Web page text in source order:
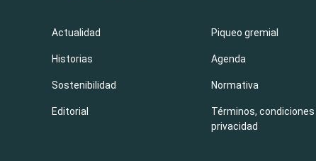
Actualidad
Historias
Sostenibilidad
Editorial
Piqueo gremial
Agenda
Normativa
Términos, condiciones
privacidad